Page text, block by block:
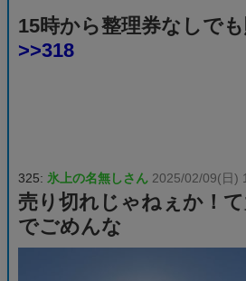
15時から整理券なしで
>>318
325: 氷上の名無しさん 2025/02/09(日)
売り切れじゃねぇか！
でごめんな